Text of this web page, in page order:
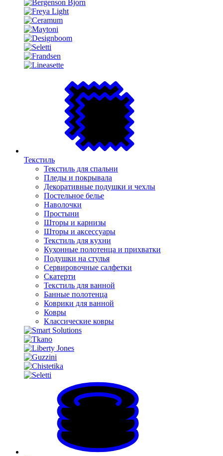
Текстиль
Текстиль для спальни
Пледы и покрывала
Декоративные подушки и чехлы
Постельное белье
Наволочки
Простыни
Шторы и карнизы
Шторы и аксессуары
Текстиль для кухни
Кухонные полотенца и прихватки
Подушки на стулья
Сервировочные салфетки
Скатерти
Текстиль для ванной
Банные полотенца
Коврики для ванной
Ковры
Классические ковры